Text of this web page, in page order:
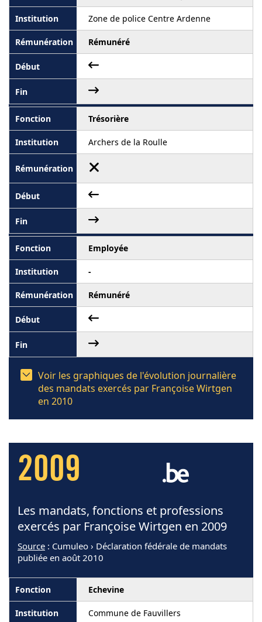
Zone de police Centre Ardenne
Rémunéré
Trésorière
Archers de la Roulle
Employée
-
Rémunéré
Voir les graphiques de l'évolution journalière
des mandats exercés par Françoise Wirtgen
en 2010
2009
Les mandats, fonctions et professions
exercés par Françoise Wirtgen en 2009
Source : Cumuleo › Déclaration fédérale de mandats
publiée en août 2010
Echevine
Commune de Fauvillers